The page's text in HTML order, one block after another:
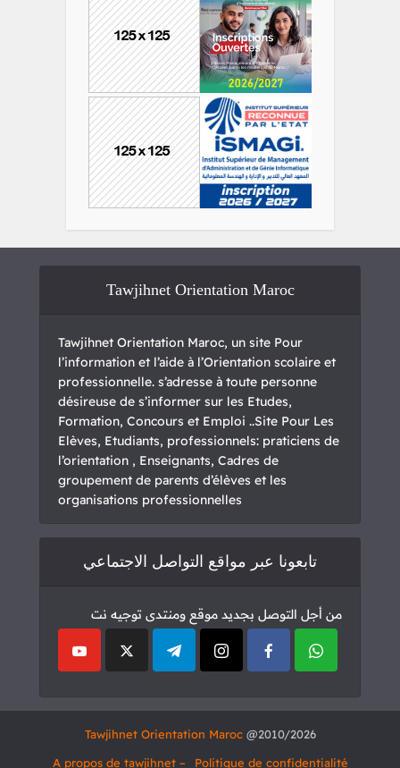
Tawjihnet Orientation Maroc
Tawjihnet Orientation Maroc, un site Pour
l’information et l’aide à l’Orientation scolaire et
professionnelle. s’adresse à toute personne
désireuse de s’informer sur les Etudes,
Formation, Concours et Emploi ..Site Pour Les
Elèves, Etudiants, professionnels: praticiens de
l’orientation , Enseignants, Cadres de
groupement de parents d’élèves et les
organisations professionnelles
تابعونا عبر مواقع التواصل الاجتماعي
من أجل التوصل بجديد موقع ومنتدى توجيه نت
2010/2026@
Tawjihnet Orientation Maroc
Politique de confidentialité
– A propos de tawjihnet